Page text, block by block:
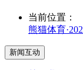
当前位置：
熊猫体育
新闻互动